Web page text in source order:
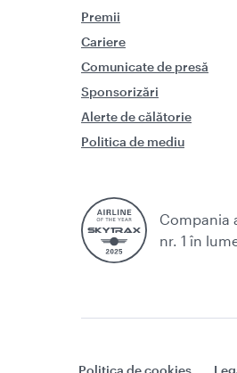
Premii
Cariere
Comunicate de presă
Sponsorizări
Alerte de călătorie
Politica de mediu
Compania
nr. 1 în
Politica de cookies